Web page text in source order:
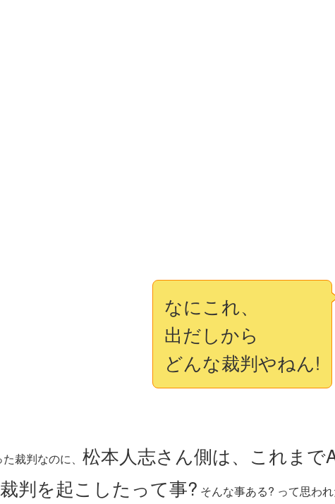
なにこれ、
出だしから
どんな裁判やねん!
裁判なのに、 松本人志さん側は、これまで
判を起こしたって事? そんな事ある? って思わ